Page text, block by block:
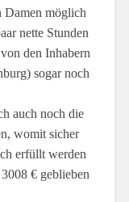
Damen möglich
nette Stunden
den Inhabern
sogar noch
auch noch die
womit sicher
erfüllt werden
€ geblieben